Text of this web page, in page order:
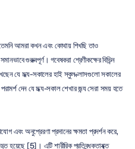
আমরা কখন এবং কোথায় শিখছি তাও
গুরুত্বপূর্ণ। গবেষকরা শ্রেণীকক্ষের বিভিন্ন
যে মধ্য-সকালের হাই স্কুল ক্লাসগুলো সকালের
দেন যে মধ্য-সকাল শেখার জন্য সেরা সময় হতে
এবং অনুপ্রেরণা প্রদানের ক্ষমতা প্রদর্শন করে,
হয়েছে [5]। এটি শারীরিক প্রতিবন্ধকতাযুক্ত